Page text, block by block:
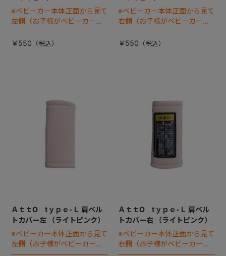
※ベビーカー本体正面から見て
左側（お子様がベビーカーに
座った状態で右手側となりま
す）
￥550
※ベビーカー本体正面から見て
右側（お子様がベビーカーに
座った状態で左手側となりま
す）
￥550
ＡｔｔO tｙｐｅ-Ｌ 肩ベル
トカバー左 （ライトピンク）
※ベビーカー本体正面から見て
左側（お子様がベビーカーに
座った状態で右手側となりま
ＡｔｔO tｙｐｅ-Ｌ 肩ベル
トカバー右 （ライトピンク）
※ベビーカー本体正面から見て
右側（お子様がベビーカーに
座った状態で左手側となりま